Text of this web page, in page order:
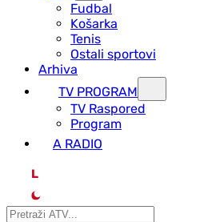
Fudbal
Košarka
Tenis
Ostali sportovi
Arhiva
TV PROGRAM
ТV Raspored
Program
A RADIO
L